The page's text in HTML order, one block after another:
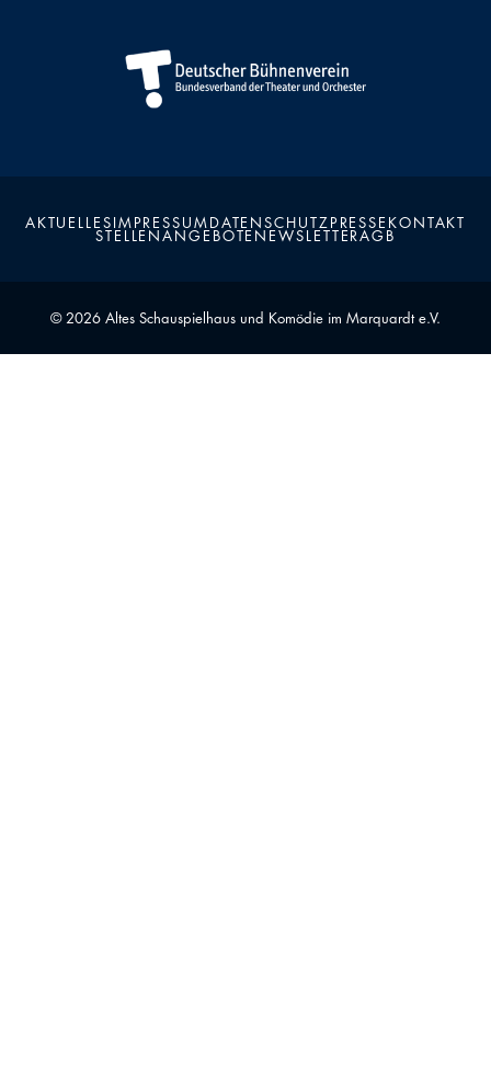
AKTUELLESIMPRESSUMDATENSCHUTZPRESSE KONTAKT
STELLENANGEBOTE NEWSLETTERAGB
© 2026 Altes Schauspielhaus und Komödie im Marquardt e.V.